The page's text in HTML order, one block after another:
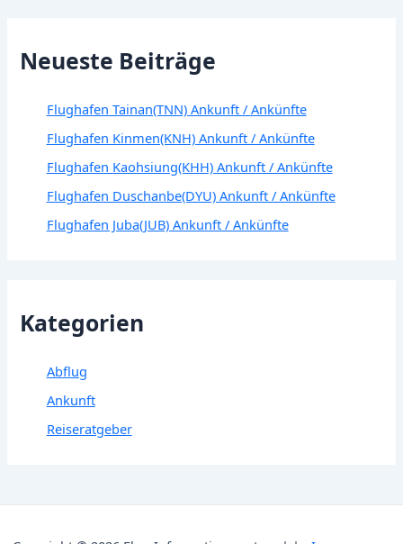
Neueste Beiträge
Flughafen Tainan(TNN) Ankunft / Ankünfte
Flughafen Kinmen(KNH) Ankunft / Ankünfte
Flughafen Kaohsiung(KHH) Ankunft / Ankünfte
Flughafen Duschanbe(DYU) Ankunft / Ankünfte
Flughafen Juba(JUB) Ankunft / Ankünfte
Kategorien
Abflug
Ankunft
Reiseratgeber